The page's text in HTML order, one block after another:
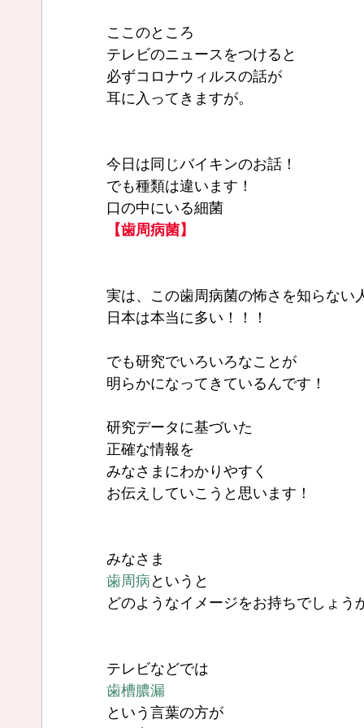
ここのところ
テレビのニュースをつけると
必ずコロナウィルスの話が
耳に入ってきますが。
今日は同じバイキンのお話！
でも種類は違います！
口の中にいる細菌
【歯周病菌】
実は、この歯周病菌の怖さを知らない
日本は本当に多い！！！
でも研究でいろいろなことが
明らかになってきているんです！
研究データに基づいた
正確な情報を
みなさまにわかりやすく
お伝えしていこうと思います！
みなさま
歯周病というと
どのようなイメージをお持ちでしょう
テレビなどでは
歯槽膿漏
という言葉の方が